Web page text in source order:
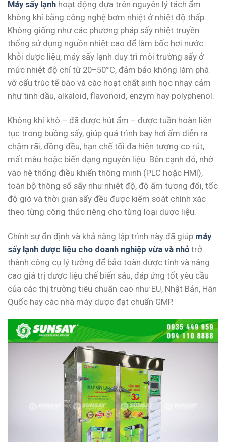
Máy sấy lạnh hoạt động dựa trên nguyên lý tách ẩm
không khí bằng công nghệ bơm nhiệt ở nhiệt độ thấp.
Không giống như các phương pháp sấy nhiệt truyền
thống sử dụng nguồn nhiệt cao để làm bốc hơi nước
khỏi dược liệu, máy sấy lạnh duy trì môi trường sấy ở
mức nhiệt độ chỉ từ 20–50°C, đảm bảo không làm phá
vỡ cấu trúc tế bào và các hoạt chất sinh học nhạy cảm
như tinh dầu, alkaloid, flavonoid, enzym hay polyphenol.
Không khí khô – đã được hút ẩm – được tuần hoàn liên
tục trong buồng sấy, giúp quá trình bay hơi ẩm diễn ra
chậm rãi, đồng đều, hạn chế tối đa hiện tượng co rút,
mất màu hoặc biến dạng nguyên liệu. Bên cạnh đó, nhờ
vào hệ thống điều khiển thông minh (PLC hoặc HMI),
toàn bộ thông số sấy như nhiệt độ, độ ẩm tương đối, tốc
độ gió và thời gian sấy đều được kiểm soát chính xác
theo từng công thức riêng cho từng loại dược liệu.
Chính sự ổn định và khả năng lập trình này đã giúp máy
sấy lạnh dược liệu cho doanh nghiệp vừa và nhỏ trở
thành công cụ lý tưởng để bảo toàn dược tính và nâng
cao giá trị dược liệu chế biến sâu, đáp ứng tốt yêu cầu
của các thị trường tiêu chuẩn cao như EU, Nhật Bản, Hàn
Quốc hay các nhà máy dược đạt chuẩn GMP.